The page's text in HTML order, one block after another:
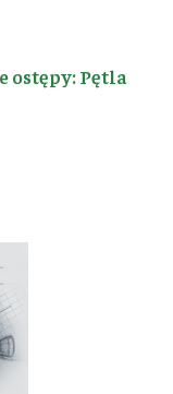
ostępy: Pętla